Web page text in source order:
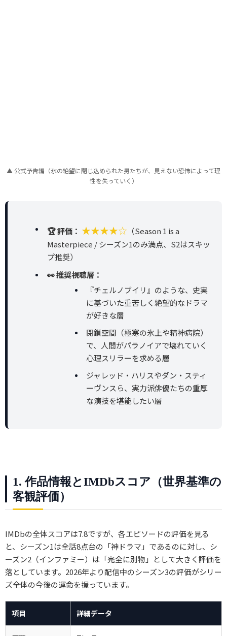
▲ 公式予告編（氷の絶望に閉じ込められた男たちが、見えない恐怖によって理
性を失っていく）
🏆 評価： ★★★★☆ （Season 1 is a
Masterpiece / シーズン1のみ満点、S2はスキッ
プ推奨）
👀 推奨視聴層：
『チェルノブイリ』のような、史実
に基づいた重苦しく絶望的なドラマ
が好きな層
閉鎖空間（極寒の氷上や精神病院）
で、人間がパラノイアで壊れていく
心理スリラーを求める層
ジャレッド・ハリスやダン・スティ
ーヴンスら、実力派俳優たちの重厚
な演技を堪能したい層
1. 作品情報とIMDbスコア（世界基準の
客観評価）
IMDbの全体スコアは7.8ですが、各エピソードの評価を見る
と、シーズン1は全話8点台の「神ドラマ」であるのに対し、シ
ーズン2（インファミー）は「完全に別物」として大きく評価を
落としています。2026年より配信中のシーズン3の評価がシリー
ズ全体の今後の運命を握っています。
項目 詳細データ